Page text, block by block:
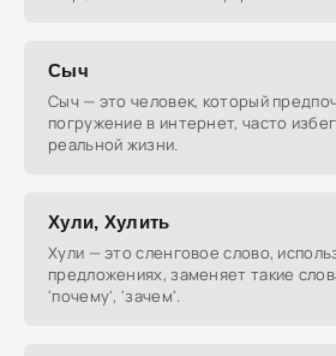
Сыч
Сыч — это человек, который
погружение в интернет, часто
реальной жизни.
Хули, Хулить
Хули — это сленговое слово,
предложениях, заменяет такие
'почему', 'зачем'.